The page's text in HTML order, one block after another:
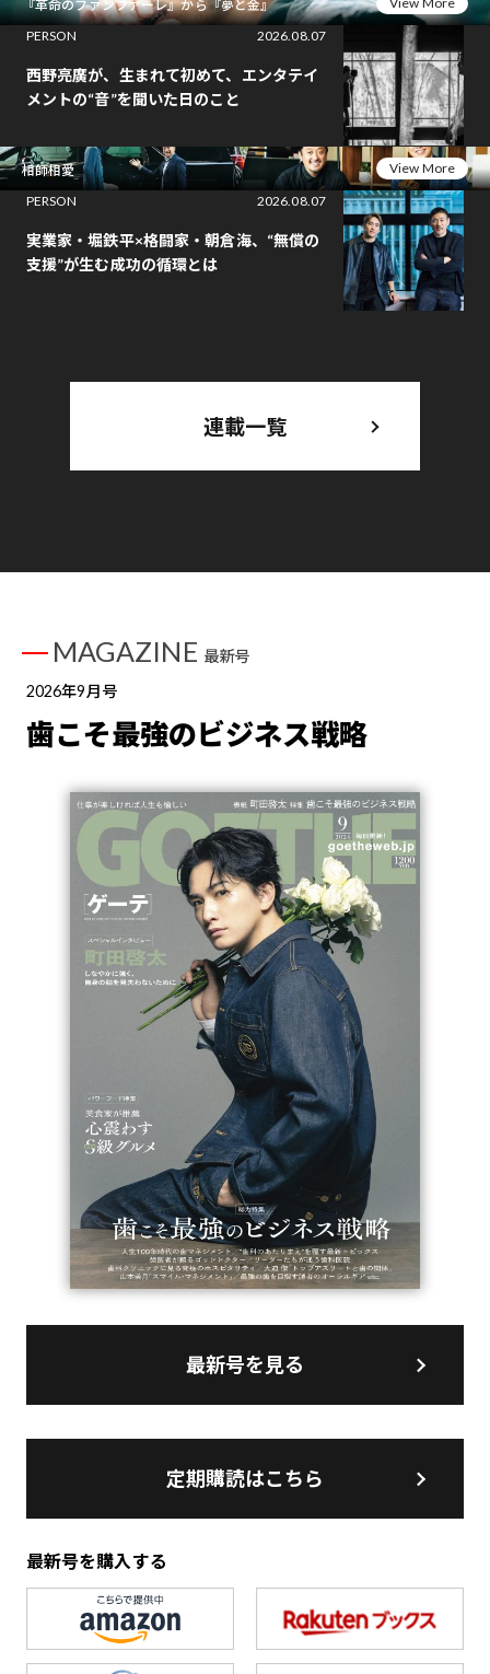
『革命のファンファーレ』から『夢と金』
PERSON
2026.08.07
西野亮廣が、生まれて初めて、エンタテイ
メントの“音”を聞いた日のこと
相師相愛
View More
PERSON
2026.08.07
実業家・堀鉄平×格闘家・朝倉海、“無償の
支援”が生む成功の循環とは
連載一覧
MAGAZINE 最新号
2026年9月号
歯こそ最強のビジネス戦略
最新号を見る
定期購読はこちら
最新号を購入する